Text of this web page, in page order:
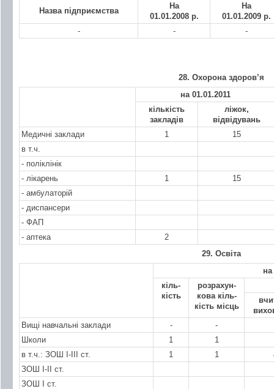
Назва підприємства
На
01.01.2008 р.
На
01.01.2009 р.
-
- -
28. Охорона здоров’я
на 01.01.2011
кількість
закладів
ліжок,
відвідувань
Медичні заклади
1
15
в т.ч.
- поліклінік
- лікарень
1
15
- амбулаторій
- диспансери
- ФАП
- аптека
2
29. Освіта
на
кіль-
кість
розрахун-
кова кіль-
кість місць
Вищі навчальні заклади
-
-
Школи
1
1
в т.ч.: ЗОШ І-ІІІ ст.
1 1
ЗОШ І-ІІ ст.
ЗОШ І ст.